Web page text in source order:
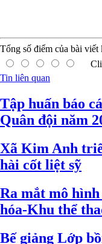
Tổng số điểm của bài viết
Tin liên quan
Tập huấn báo
Quân đội năm
Xã Kim Anh
hài cốt liệt sỹ
Ra mắt mô
hóa-Khu thể
Bế giảng Lớp